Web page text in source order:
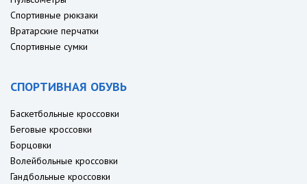
Спортивные рюкзаки
Вратарские перчатки
Спортивные сумки
СПОРТИВНАЯ ОБУВЬ
Баскетбольные кроссовки
Беговые кроссовки
Борцовки
Волейбольные кроссовки
Гандбольные кроссовки